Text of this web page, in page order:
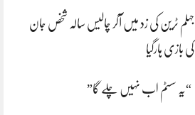
جہلم ٹرین کی زد میں آکر چالیس سالہ شخص جان
کی بازی ہارگیا
“یہ سسٹم اب نہیں چلے گا”